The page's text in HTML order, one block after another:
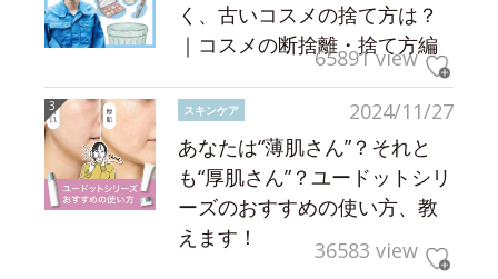
く、古いコスメの捨て方は？
｜コスメの断捨離・捨て方編
65891 view
2024/11/27
スキンケア
あなたは“薄肌さん”？それと
も“厚肌さん”？ユードットシリ
ーズのおすすめの使い方、教
えます！
36583 view